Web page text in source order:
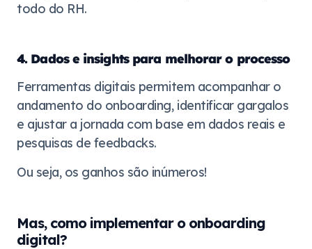
todo do RH.
4. Dados e insights para melhorar o processo
Ferramentas digitais permitem acompanhar o
andamento do onboarding, identificar gargalos
e ajustar a jornada com base em dados reais e
pesquisas de feedbacks.
Ou seja, os ganhos são inúmeros!
Mas, como implementar o onboarding
digital?